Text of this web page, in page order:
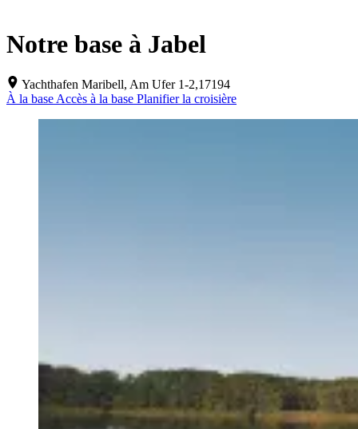
Notre base à Jabel
Yachthafen Maribell, Am Ufer 1-2,17194
À la base Accès à la base Planifier la croisière